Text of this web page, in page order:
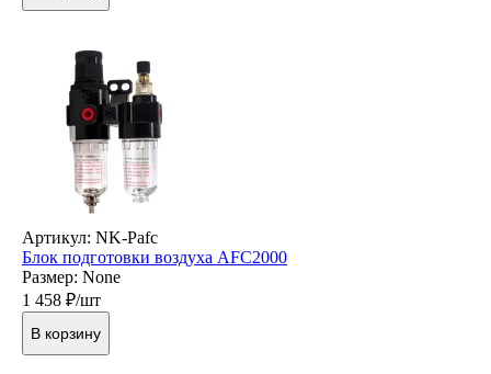
Артикул: NK-Pafc
Блок подготовки воздуха AFC2000
Размер: None
1 458 ₽/шт
В корзину